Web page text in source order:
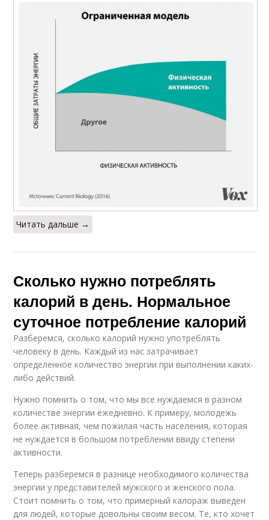
Читать дальше →
Сколько нужно потреблять
калорий в день. Нормальное
суточное потребление калорий
Разберемся, сколько калорий нужно употреблять
человеку в день. Каждый из нас затрачивает
определенное количество энергии при выполнении каких-
либо действий.
Нужно помнить о том, что мы все нуждаемся в разном
количестве энергии ежедневно. К примеру, молодежь
более активная, чем пожилая часть населения, которая
не нуждается в большом потреблении ввиду степени
активности.
Теперь разберемся в разнице необходимого количества
энергии у представителей мужского и женского пола.
Стоит помнить о том, что примерный калораж выведен
для людей, которые довольны своим весом. Те, кто хочет